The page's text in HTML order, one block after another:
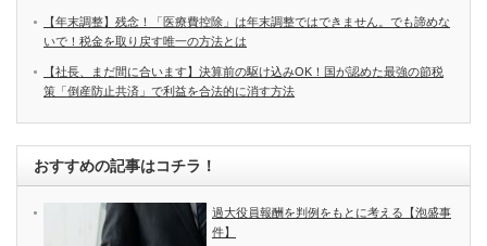
【年末調整】残念！「医療費控除」は年末調整ではできません。でも諦めな
いで！税金を取り戻す唯一の方法とは
【社長、まだ間に合います】決算前の駆け込みOK！国が認めた最強の節税
策「倒産防止共済」で利益を合法的に消す方法
おすすめの記事はコチラ！
過大役員報酬を判例をもとに考える【泡盛事
件】